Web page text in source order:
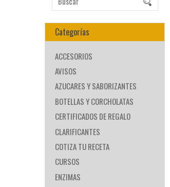
Categorías
ACCESORIOS
AVISOS
AZUCARES Y SABORIZANTES
BOTELLAS Y CORCHOLATAS
CERTIFICADOS DE REGALO
CLARIFICANTES
COTIZA TU RECETA
CURSOS
ENZIMAS